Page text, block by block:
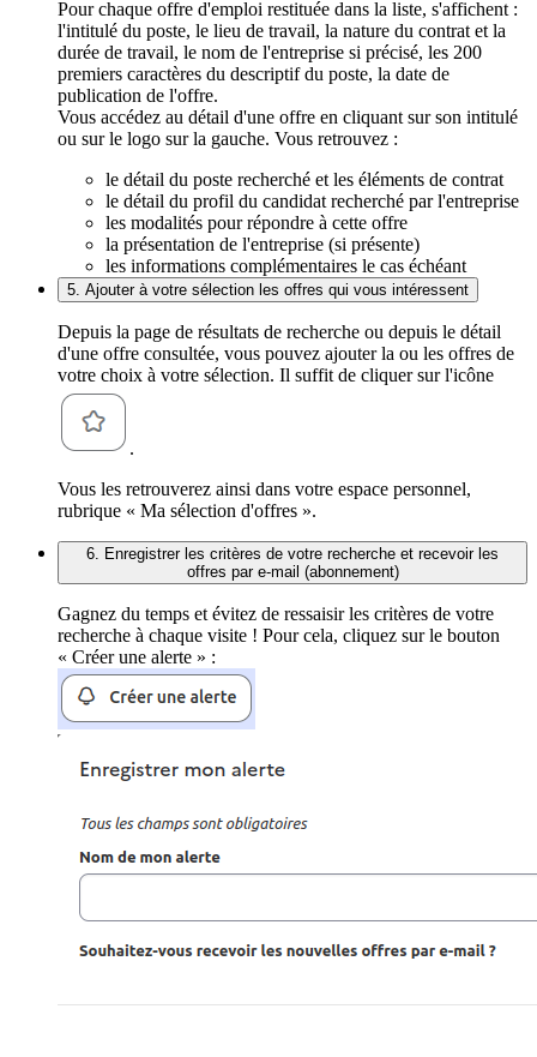
Pour chaque offre d'emploi restituée dans la liste, s'affichent :
l'intitulé du poste, le lieu de travail, la nature du contrat et la
durée de travail, le nom de l'entreprise si précisé, les 200
premiers caractères du descriptif du poste, la date de
publication de l'offre.
Vous accédez au détail d'une offre en cliquant sur son intitulé
ou sur le logo sur la gauche. Vous retrouvez :
le détail du poste recherché et les éléments de contrat
le détail du profil du candidat recherché par l'entreprise
les modalités pour répondre à cette offre
la présentation de l'entreprise (si présente)
les informations complémentaires le cas échéant
5. Ajouter à votre sélection les offres qui vous intéressent
Depuis la page de résultats de recherche ou depuis le détail
d'une offre consultée, vous pouvez ajouter la ou les offres de
votre choix à votre sélection. Il suffit de cliquer sur l'icône
.
Vous les retrouverez ainsi dans votre espace personnel,
rubrique « Ma sélection d'offres ».
6. Enregistrer les critères de votre recherche et recevoir les
offres par e-mail (abonnement)
Gagnez du temps et évitez de ressaisir les critères de votre
recherche à chaque visite ! Pour cela, cliquez sur le bouton
« Créer une alerte » :